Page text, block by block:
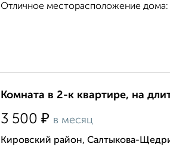
Отличное месторасположение
Комната в 2-к квартире, на
3 500 ₽ в месяц
Кировский район, Салтыкова-